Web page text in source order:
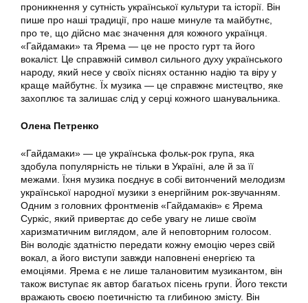
проникнення у сутність української культури та історії. Він
пише про наші традиції, про наше минуле та майбутнє,
про те, що дійсно має значення для кожного українця.
«Гайдамаки» та Ярема — це не просто гурт та його
вокаліст. Це справжній символ сильного духу українського
народу, який несе у своїх піснях останню надію та віру у
краще майбутнє. Їх музика — це справжнє мистецтво, яке
захоплює та залишає слід у серці кожного шанувальника.
Олена Петренко
«Гайдамаки» — це українська фольк-рок група, яка
здобула популярність не тільки в Україні, але й за її
межами. Їхня музика поєднує в собі витончений мелодизм
української народної музики з енергійним рок-звучанням.
Одним з головних фронтменів «Гайдамаків» є Ярема
Суркіс, який привертає до себе увагу не лише своїм
харизматичним виглядом, але й неповторним голосом.
Він володіє здатністю передати кожну емоцію через свій
вокал, а його виступи завжди наповнені енергією та
емоціями. Ярема є не лише талановитим музикантом, він
також виступає як автор багатьох пісень групи. Його тексти
вражають своєю поетичністю та глибиною змісту. Він